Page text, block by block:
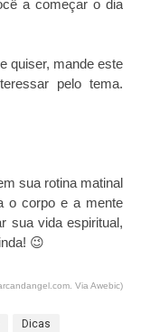
a começar o dia
quiser, mande este
pelo tema.
sua rotina matinal
o corpo e a mente
sua vida espiritual,
😉
Via Awebic)
Dicas